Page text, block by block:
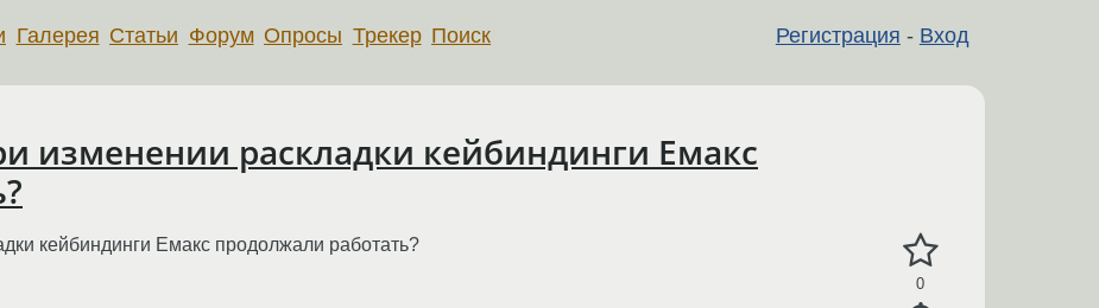
Регистрация - Вход
Галерея Статьи Форум Опросы Трекер Поиск
изменении раскладки кейбиндинги Емакс
0
кейбиндинги Емакс продолжали работать?